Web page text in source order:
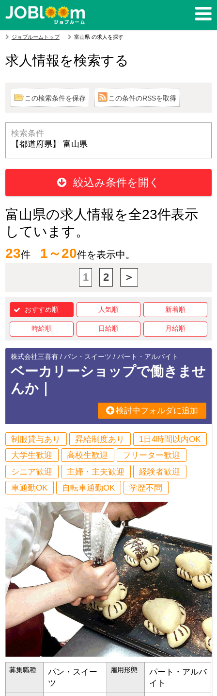
ジョブルームトップ 富山県 の求人を探す
求人情報を検索する
この検索条件を保存 この条件のRSSを取得
検索条件
【都道府県】 富山県
絞込み条件を開く
富山県の求人情報を全23件表示
しています。
23件 1～20件を表示中。
1 2 ＞
おすすめ順 人気順 新着順
時給順 日給順 月給順
株式会社三喜有 / パン・スイーツ / パート・アルバイト
ベーカリーショップで働きませ
んか｜
検討中フォルダに追加
制服貸与あり 昇給制度あり
1日4時間以内OK
大学生歓迎
高校生歓迎
フリーター歓迎
シニア歓迎
主婦・主夫歓迎
経験者歓迎
車通勤OK
自転車通勤OK 学歴不問
募集職種
パン・スイー
ツ
雇用形態
パート・アルバ
イト